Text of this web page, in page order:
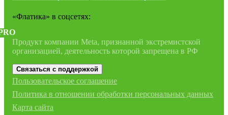
«Флатика» в соцсетях:
Продукт компании Meta, признанной экстремистской
организацией, деятельность которой запрещена в РФ
Связаться с поддержкой
Пользовательское соглашение
Политика в отношении обработки персональных данных
Карта сайта